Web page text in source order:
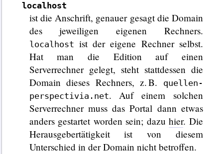
localhost
ist die Anschrift, genauer gesagt die Domain
des jeweiligen eigenen Rechners.
localhost ist der eigene Rechner selbst.
Hat man die Edition auf einen
Serverrechner gelegt, steht stattdessen die
Domain dieses Rechners, z. B.
quellen-
perspectivia.net. Auf einem solchen
Serverrechner muss das Portal dann etwas
anders gestartet worden sein; dazuhier. Die
Herausgebertätigkeit ist von diesem
Unterschied in der Domain nicht betroffen.